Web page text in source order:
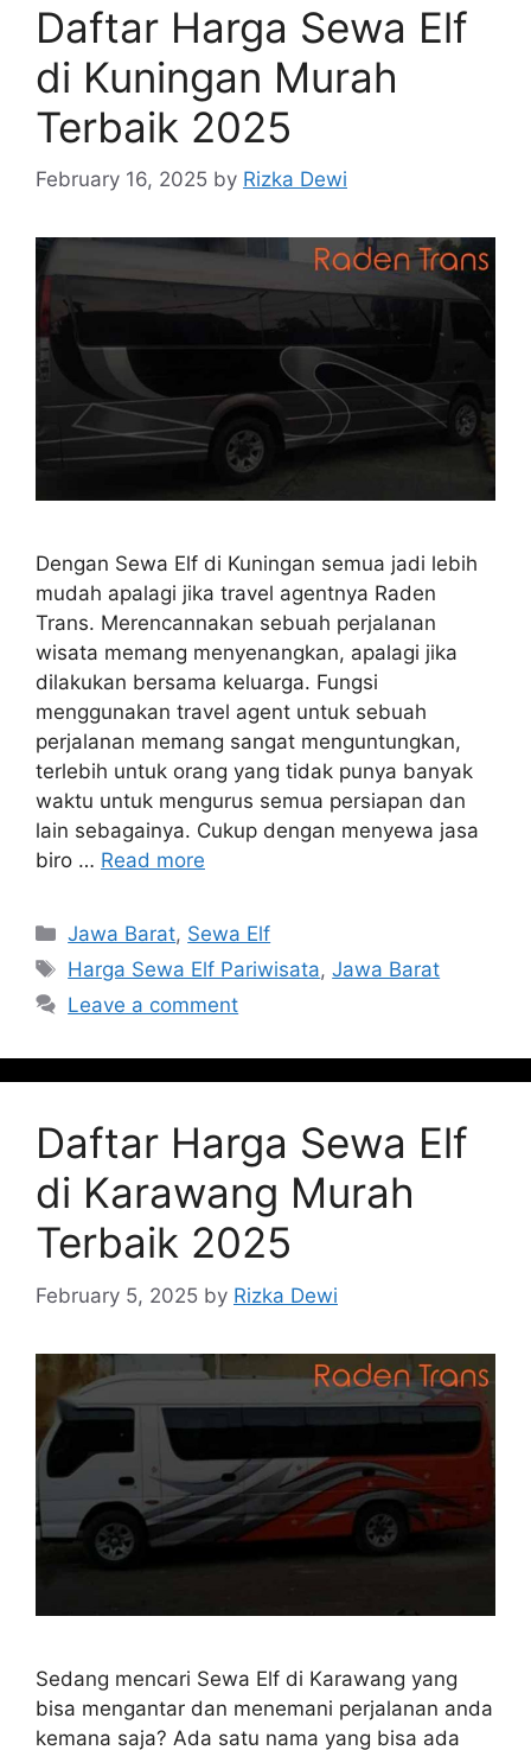
Daftar Harga Sewa Elf
di Kuningan Murah
Terbaik 2025
February 16, 2025 by Rizka Dewi
Dengan Sewa Elf di Kuningan semua jadi lebih
mudah apalagi jika travel agentnya Raden
Trans. Merencannakan sebuah perjalanan
wisata memang menyenangkan, apalagi jika
dilakukan bersama keluarga. Fungsi
menggunakan travel agent untuk sebuah
perjalanan memang sangat menguntungkan,
terlebih untuk orang yang tidak punya banyak
waktu untuk mengurus semua persiapan dan
lain sebagainya. Cukup dengan menyewa jasa
biro … Read more
Categories
Jawa Barat, Sewa Elf
Tags
Harga Sewa Elf Pariwisata,Jawa Barat
Leave a comment
Daftar Harga Sewa Elf
di Karawang Murah
Terbaik 2025
February 5, 2025 by Rizka Dewi
Sedang mencari Sewa Elf di Karawang yang
bisa mengantar dan menemani perjalanan anda
kemana saja? Ada satu nama yang bisa ada